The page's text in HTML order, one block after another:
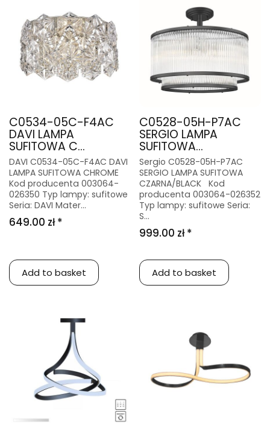
C0534-05C-F4AC
DAVI LAMPA
SUFITOWA C...
DAVI C0534-05C-F4AC DAVI
LAMPA SUFITOWA CHROME
Kod producenta 003064-
026350 Typ lampy: sufitowe
Seria: DAVI Mater...
649.00 zł *
Add to basket
C0528-05H-P7AC
SERGIO LAMPA
SUFITOWA...
Sergio C0528-05H-P7AC
SERGIO LAMPA SUFITOWA
CZARNA/BLACK Kod
producenta 003064-026352
Typ lampy: sufitowe Seria:
S...
999.00 zł *
Add to basket